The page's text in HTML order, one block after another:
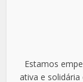
Estamos
ativa e